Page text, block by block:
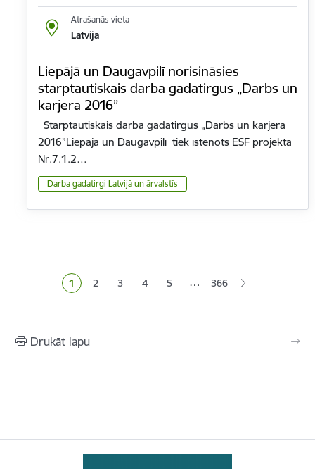
Atrašanās vieta
Latvija
Liepājā un Daugavpilī norisināsies
starptautiskais darba gadatirgus „Darbs un
karjera 2016”
Starptautiskais darba gadatirgus „Darbs un karjera
2016”Liepājā un Daugavpilī tiek īstenots ESF projekta
Nr.7.1.2…
Darba gadatirgi Latvijā un ārvalstīs
Pašreizējā lapa
1 Lapa
2 Lapa
3 Lapa
4 Lapa
5 … 366
Drukāt lapu